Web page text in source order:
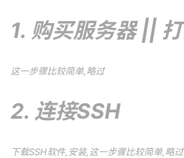
1. 购买服务器 ||
这一步骤比较简单,略过
2. 连接SSH
下载SSH软件,安装,这一步骤比较简单,略过